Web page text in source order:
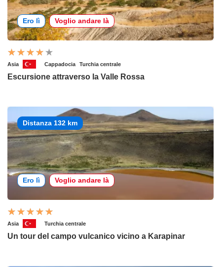
Ero lì Voglio andare là
Asia Cappadocia Turchia centrale
Escursione attraverso la Valle Rossa
Distanza 132 km
Ero lì Voglio andare là
Asia Turchia centrale
Un tour del campo vulcanico vicino a Karapinar